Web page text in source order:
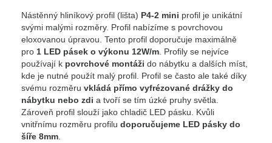
Nástěnný hliníkový profil (lišta) P4-2 mini profil je unikátní
svými malými rozměry. Profil nabízíme s povrchovou
eloxovanou úpravou. Tento profil doporučuje maximálně
pro 1 LED pásek o výkonu 12W/m . Profily se nejvíce
používají k povrchové montáži do nábytku a dalších míst,
kde je nutné použít malý profil. Profil se často ale také díky
svému rozměru vkládá přímo vyfrézované drážky do
nábytku nebo zdi a tvoří se tím úzké pruhy světla.
Zároveň profil slouží jako chladič LED pásku. Kvůli
vnitřnímu rozměru profilu doporučujeme LED pásky do
šíře 8mm